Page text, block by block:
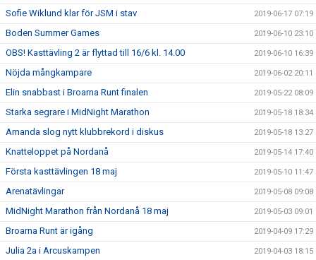
Sofie Wiklund klar för JSM i stav 2019-06-17 07:19
Boden Summer Games 2019-06-10 23:10
OBS! Kasttävling 2 är flyttad till 16/6 kl. 14.00 2019-06-10 16:39
Nöjda mångkampare 2019-06-02 20:11
Elin snabbast i Broarna Runt finalen 2019-05-22 08:09
Starka segrare i MidNight Marathon 2019-05-18 18:34
Amanda slog nytt klubbrekord i diskus 2019-05-18 13:27
Knatteloppet på Nordanå 2019-05-14 17:40
Första kasttävlingen 18 maj 2019-05-10 11:47
Arenatävlingar 2019-05-08 09:08
MidNight Marathon från Nordanå 18 maj 2019-05-03 09:01
Broarna Runt är igång 2019-04-09 17:29
Julia 2a i Arcuskampen 2019-04-03 18:15